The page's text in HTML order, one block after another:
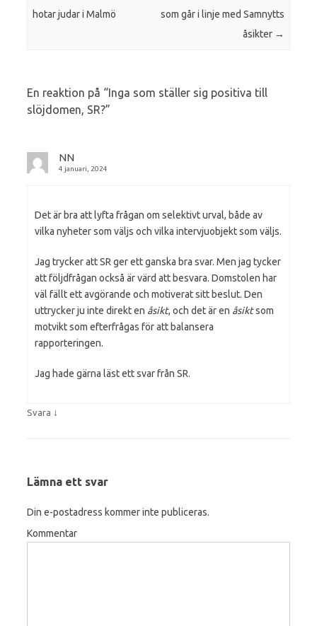
hotar judar i Malmö
som går i linje med Samnytts
åsikter →
En reaktion på “Inga som ställer sig positiva till
slöjdomen, SR?”
NN
4 januari, 2024
Det är bra att lyfta frågan om selektivt urval, både av
vilka nyheter som väljs och vilka intervjuobjekt som väljs.
Jag trycker att SR ger ett ganska bra svar. Men jag tycker
att följdfrågan också är värd att besvara. Domstolen har
väl fällt ett avgörande och motiverat sitt beslut. Den
uttrycker ju inte direkt en åsikt, och det är en åsiktsom
motvikt som efterfrågas för att balansera
rapporteringen.
Jag hade gärna läst ett svar från SR.
Svara ↓
Lämna ett svar
Din e-postadress kommer inte publiceras.
Kommentar